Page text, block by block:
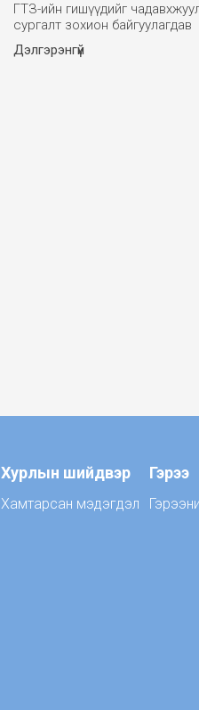
ГТЗ-ийн гишүүдийг
сургалт зохион байгуулагдав
Дэлгэрэнгүй
Хурлын шийдвэр
Хамтарсан мэдэгдэл
Гэрээ